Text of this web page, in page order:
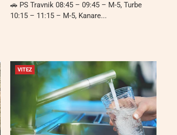
🚗 PS Travnik 08:45 – 09:45 – M-5, Turbe
10:15 – 11:15 – M-5, Kanare...
VITEZ